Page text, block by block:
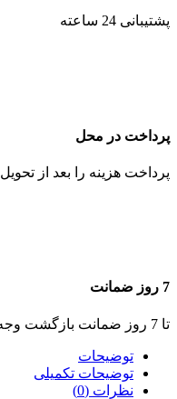
پشتیبانی 24 ساعته
پرداخت در محل
پرداخت هزینه را بعد از تحویل
7 روز ضمانت
تا 7 روز ضمانت بازگشت وجه
توضیحات
توضیحات تکمیلی
نظرات (0)